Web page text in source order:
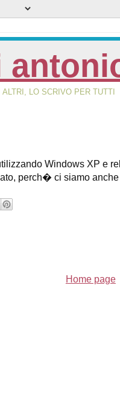
LO SCRIVO PER TUTTI
Windows XP
perch� ci siamo
Home page